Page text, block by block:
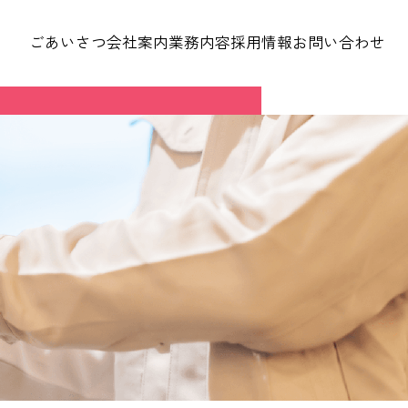
ごあいさつ会社案内業務内容採用情報お問い合わせ